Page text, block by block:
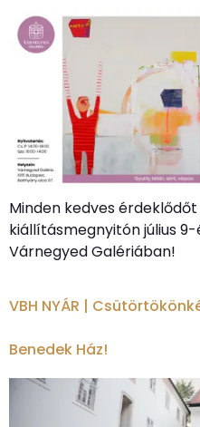
Minden kedves
kiállításmegnyitón július 9-
Várnegyed Galériában!
VBH NYÁR |
Benedek Ház!